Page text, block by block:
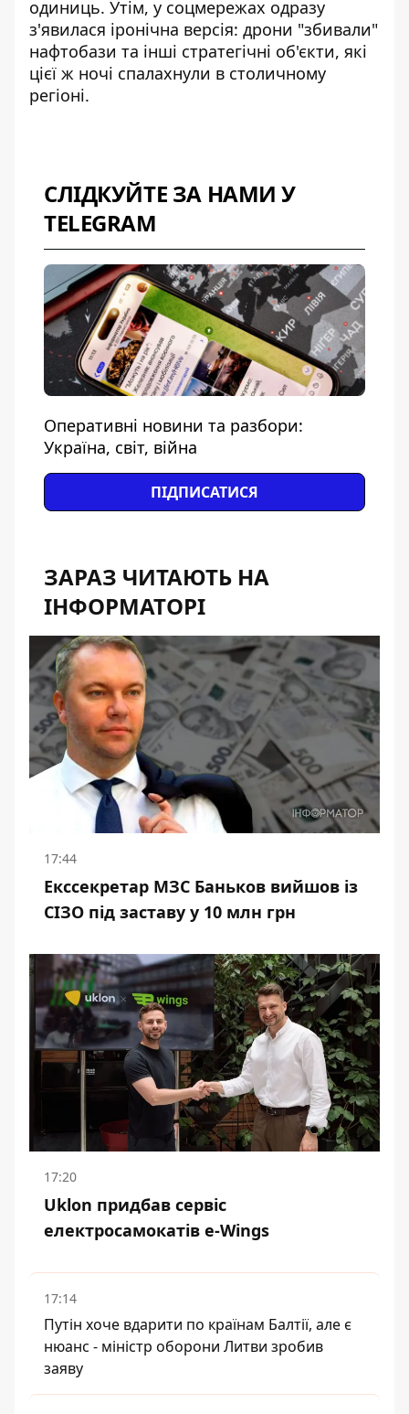
одиниць. Утім, у соцмережах одразу
з'явилася іронічна версія: дрони "збивали"
нафтобази та інші стратегічні об'єкти, які
цієї ж ночі спалахнули в столичному
регіоні.
СЛІДКУЙТЕ ЗА НАМИ У
TELEGRAM
Оперативні новини та разбори:
Україна, світ, війна
ПІДПИСАТИСЯ
ЗАРАЗ ЧИТАЮТЬ НА
ІНФОРМАТОРІ
17:44
Екссекретар МЗС Баньков вийшов із
СІЗО під заставу у 10 млн грн
17:20
Uklon придбав сервіс
електросамокатів e-Wings
17:14
Путін хоче вдарити по країнам Балтії, але є
нюанс - міністр оборони Литви зробив
заяву